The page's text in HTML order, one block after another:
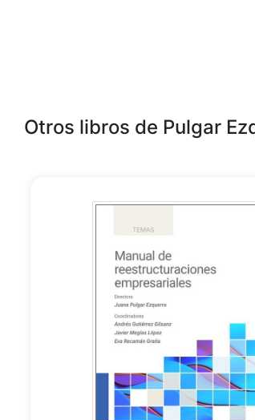
Otros libros de Pulgar